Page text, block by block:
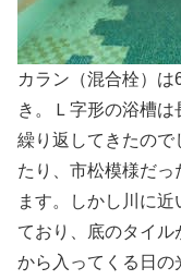
カラン（混合栓）
き。Ｌ字形の浴槽
繰り返してきたので
たり、市松模様だ
ます。しかし川に
ており、底のタイ
から入ってくる日の